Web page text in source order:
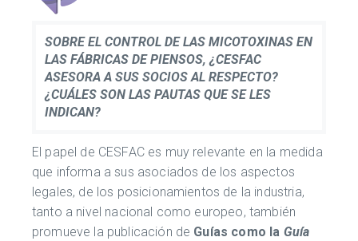
SOBRE EL CONTROL DE LAS MICOTOXINAS EN
LAS FÁBRICAS DE PIENSOS, ¿CESFAC
ASESORA A SUS SOCIOS AL RESPECTO?
¿CUÁLES SON LAS PAUTAS QUE SE LES
INDICAN?
El papel de CESFAC es muy relevante en la medida
que informa a sus asociados de los aspectos
legales, de los posicionamientos de la industria,
tanto a nivel nacional como europeo, también
promueve la publicación de Guías como la Guía